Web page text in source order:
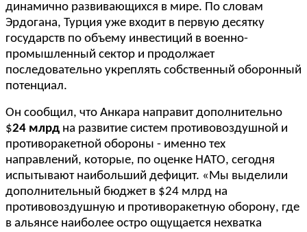
динамично развивающихся в мире. По словам
Эрдогана, Турция уже входит в первую десятку
государств по объему инвестиций в военно-
промышленный сектор и продолжает
последовательно укреплять собственный оборонный
потенциал.
Он сообщил, что Анкара направит дополнительно
$24 млрд на развитие систем противовоздушной и
противоракетной обороны - именно тех
направлений, которые, по оценке НАТО, сегодня
испытывают наибольший дефицит. «Мы выделили
дополнительный бюджет в $24 млрд на
противовоздушную и противоракетную оборону, где
в альянсе наиболее остро ощущается нехватка